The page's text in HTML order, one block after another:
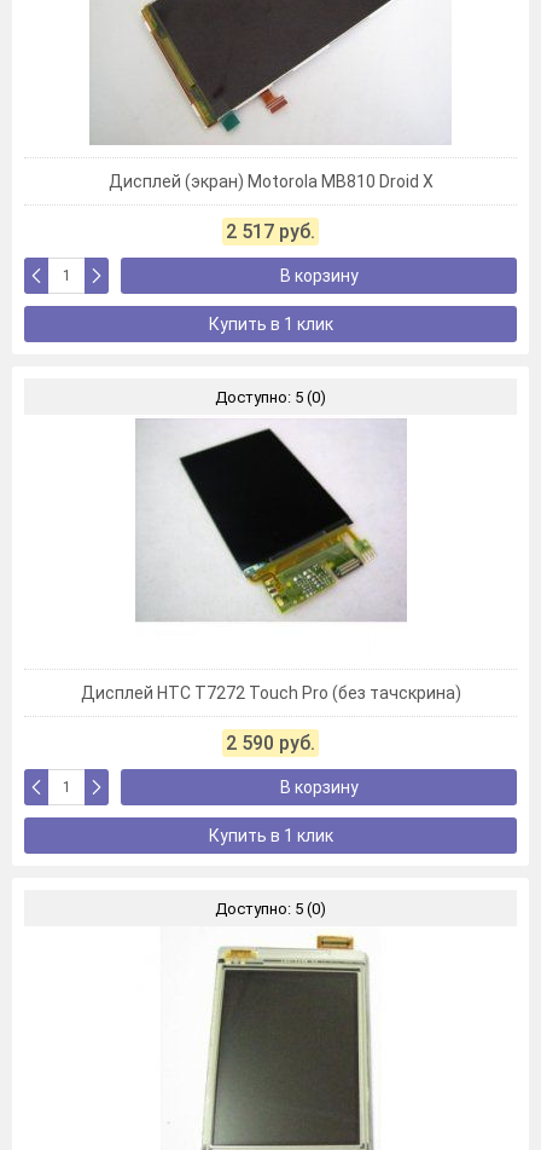
Дисплей (экран) Motorola MB810 Droid X
2 517 руб.
В корзину
Купить в 1 клик
Доступно: 5 (0)
Дисплей HTC T7272 Touch Pro (без тачскрина)
2 590 руб.
В корзину
Купить в 1 клик
Доступно: 5 (0)